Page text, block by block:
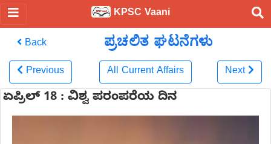
KPSC Vaani
Back ಪ್ರಚಲಿತ ಘಟನೆಗಳು
Previous All Current Affairs Next
ಏಪ್ರಿಲ್ 18 : ವಿಶ್ವ ಪರಂಪರೆಯ ದಿನ